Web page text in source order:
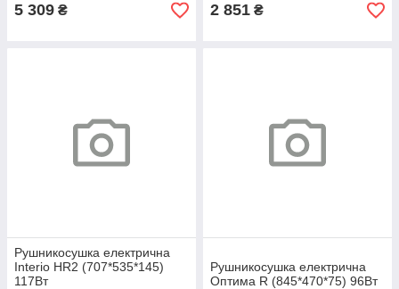
5 309 ₴ 2 851 ₴
Рушникосушка електрична
Interio HR2 (707*535*145)
117Вт
Рушникосушка електрична
Оптима R (845*470*75) 96Вт